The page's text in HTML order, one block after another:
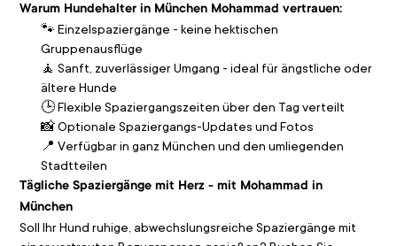
Warum Hundehalter in München Mohammad vertrauen:
🐾 Einzelspaziergänge - keine hektischen
Gruppenausflüge
🧘 Sanft, zuverlässiger Umgang - ideal für ängstliche oder
ältere Hunde
🕒 Flexible Spaziergangszeiten über den Tag verteilt
📸 Optionale Spaziergangs-Updates und Fotos
📍 Verfügbar in ganz München und den umliegenden
Stadtteilen
Tägliche Spaziergänge mit Herz - mit Mohammad in
München
Soll Ihr Hund ruhige, abwechslungsreiche Spaziergänge mit